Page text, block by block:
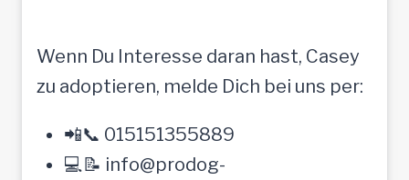
Wenn Du Interesse daran hast, Casey
zu adoptieren, melde Dich bei uns per:
📲📞 015151355889
💻📝 info@prodog-